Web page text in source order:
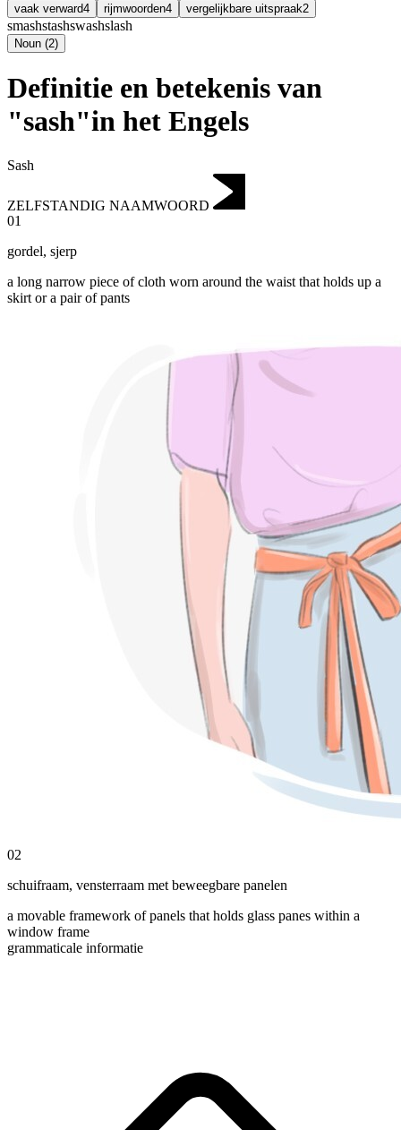
vaak verward4 rijmwoorden4 vergelijkbare uitspraak2
smashstashswashslash
Noun (2)
Definitie en betekenis van
"sash"in het Engels
Sash
ZELFSTANDIG NAAMWOORD
01
gordel, sjerp
a long narrow piece of cloth worn around the waist that holds up a
skirt or a pair of pants
02
schuifraam, vensterraam met beweegbare panelen
a movable framework of panels that holds glass panes within a
window frame
grammaticale informatie